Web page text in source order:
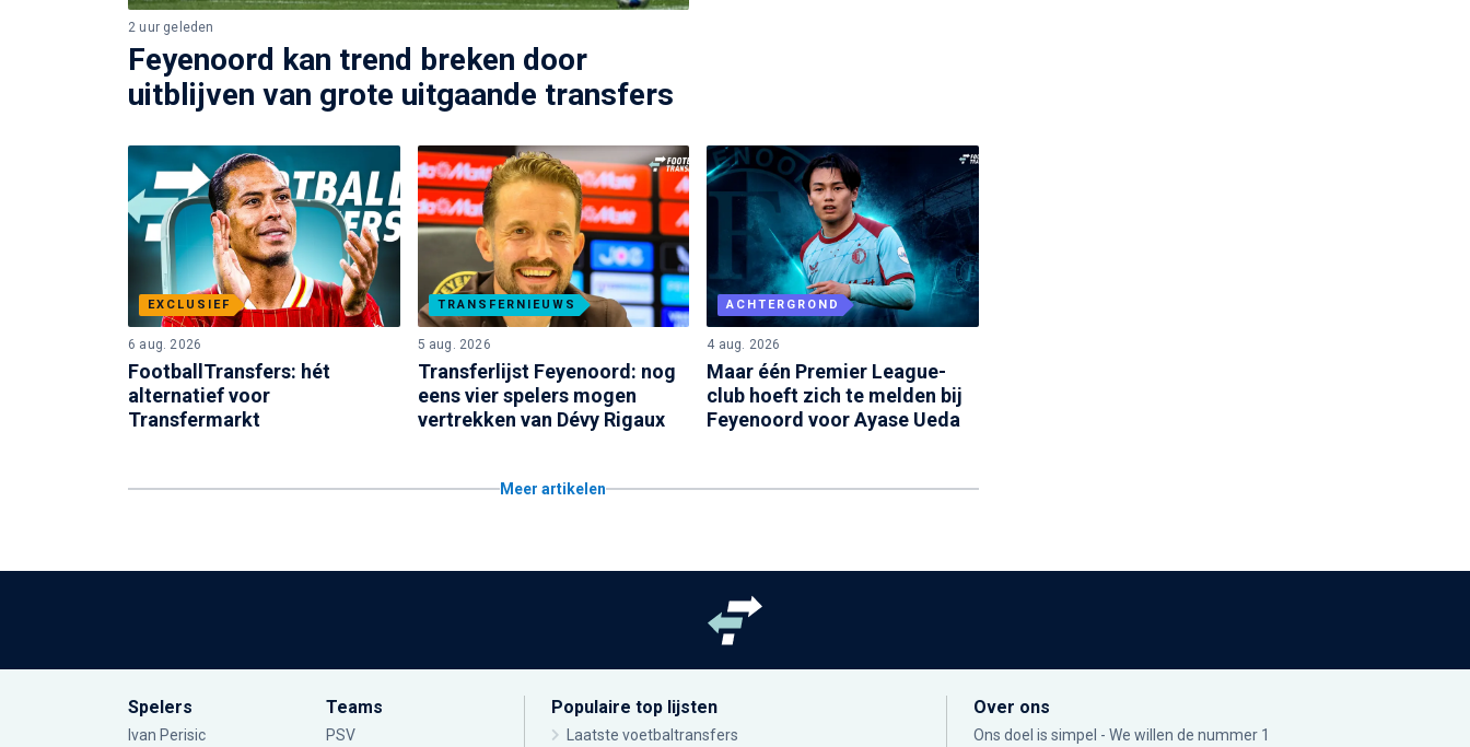
2 uur geleden
Feyenoord kan trend breken door
uitblijven van grote uitgaande transfers
EXCLUSIEF
6 aug. 2026
FootballTransfers: hét
alternatief voor
Transfermarkt
TRANSFERNIEUWS
5 aug. 2026
Transferlijst Feyenoord: nog
eens vier spelers mogen
vertrekken van Dévy Rigaux
ACHTERGROND
4 aug. 2026
Maar één Premier League-
club hoeft zich te melden bij
Feyenoord voor Ayase Ueda
Meer artikelen
Spelers
Ivan Perisic
Teams
PSV
Populaire top lijsten
Laatste voetbaltransfers
Over ons
Ons doel is simpel - We willen de nummer 1